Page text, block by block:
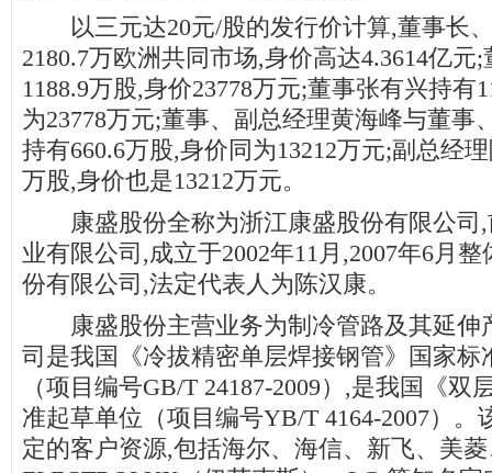
以三元达20元/股的发行价计算,董事长
2180.7万欧洲共同市场,身价高达4.3614亿元
1188.9万股,身价23778万元;董事张有兴持有
为23778万元;董事、副总经理黄海峰与董事
持有660.6万股,身价同为13212万元;副总经
万股,身价也是13212万元。
康盛股份全称为浙江康盛股份有限公司,
业有限公司,成立于2002年11月,2007年6月
份有限公司,法定代表人为陈汉康。
康盛股份主营业务为制冷管路及其延伸
司是我国《冷拔精密单层焊接钢管》国家标
（项目编号GB/T 24187-2009）,是我国《双
准起草单位（项目编号YB/T 4164-2007）。
定的客户资源,包括海尔、海信、新飞、美